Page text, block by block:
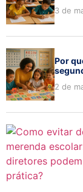
3 de
Por
2 de